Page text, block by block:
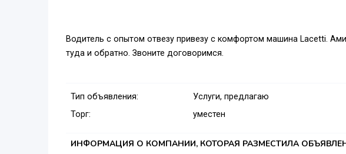
Водитель с опытом отвезу привезу с комфортом машина Lacetti.
туда и обратно. Звоните договоримся.
Тип объявления:
Услуги, предлагаю
Торг:
уместен
ИНФОРМАЦИЯ О КОМПАНИИ, КОТОРАЯ РАЗМЕСТИЛА